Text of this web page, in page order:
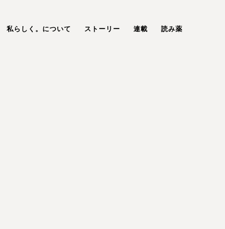
私らしく。について ストーリー 連載 読み薬